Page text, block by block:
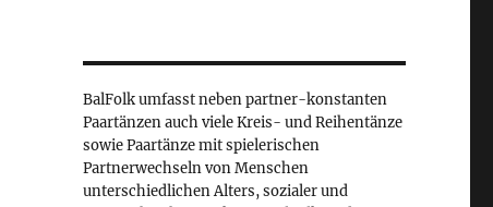
BalFolk umfasst neben partner-konstanten
Paartänzen auch viele Kreis- und Reihentänze
sowie Paartänze mit spielerischen
Partnerwechseln von Menschen
unterschiedlichen Alters, sozialer und